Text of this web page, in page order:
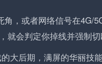
角，或者网络信号在4G/
会判定你掉线并强制切
大后期，满屏的华丽技